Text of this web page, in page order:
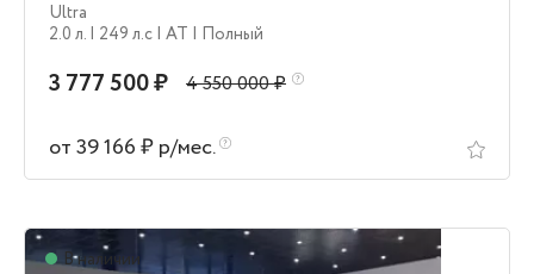
Ultra
2.0 л. | 249 л.c | AT | Полный
3 777 500 ₽ 4 550 000 ₽
от 39 166 ₽ р/мес.
В наличии